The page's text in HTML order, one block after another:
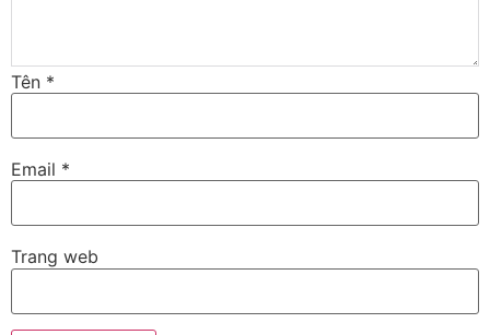
Tên *
Email *
Trang web